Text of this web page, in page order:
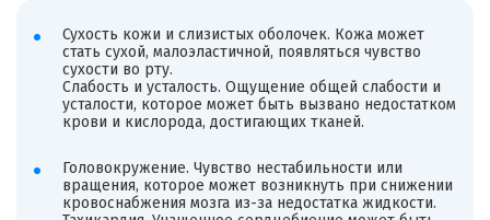
Сухость кожи и слизистых оболочек. Кожа может
стать сухой, малоэластичной, появляться чувство
сухости во рту.
Слабость и усталость. Ощущение общей слабости и
усталости, которое может быть вызвано недостатком
крови и кислорода, достигающих тканей.
Головокружение. Чувство нестабильности или
вращения, которое может возникнуть при снижении
кровоснабжения мозга из-за недостатка жидкости.